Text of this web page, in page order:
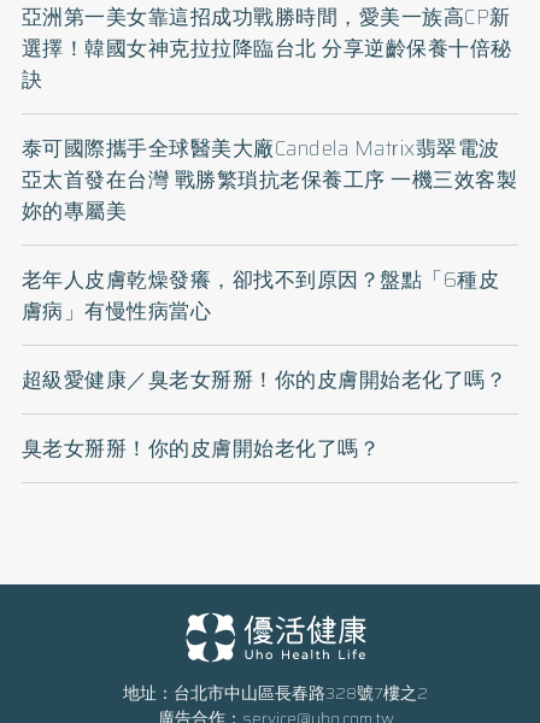
亞洲第一美女靠這招成功戰勝時間，愛美一族高CP新
選擇！韓國女神克拉拉降臨台北 分享逆齡保養十倍秘
訣
泰可國際攜手全球醫美大廠Candela Matrix翡翠電波
亞太首發在台灣 戰勝繁瑣抗老保養工序 一機三效客製
妳的專屬美
老年人皮膚乾燥發癢，卻找不到原因？盤點「6種皮
膚病」有慢性病當心
超級愛健康／臭老女掰掰！你的皮膚開始老化了嗎？
臭老女掰掰！你的皮膚開始老化了嗎？
地址：台北市中山區長春路328號7樓之2